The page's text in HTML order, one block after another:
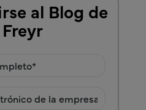
al Blog de
Freyr